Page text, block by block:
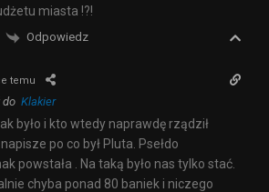
miasta !?!
Odpowiedz
temu
do Klakier
było i kto wtedy naprawdę rządził
po co był Pluta. Psełdo
powstała . Na taką było nas tylko stać.
chyba ponad 80 baniek i niczego